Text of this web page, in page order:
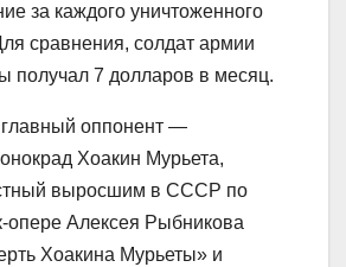
за каждого уничтоженного
сравнения, солдат армии
получал 7 долларов в месяц.
оппонент —
Хоакин Мурьета,
выросшим в СССР по
опере Алексея Рыбникова
Хоакина Мурьеты» и